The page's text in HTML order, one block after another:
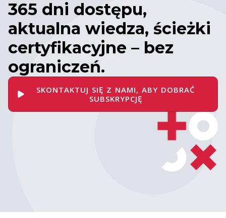
365 dni dostępu,
aktualna wiedza, ścieżki
certyfikacyjne – bez
ograniczeń.
SKONTAKTUJ SIĘ Z NAMI, ABY DOBRAĆ
SUBSKRYPCJĘ